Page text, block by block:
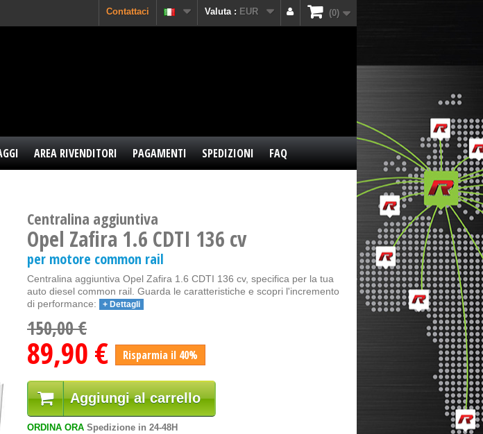
0
Valuta : EUR
Contattaci
AREA RIVENDITORI PAGAMENTI SPEDIZIONI FAQ
Centralina aggiuntiva
Opel Zafira 1.6 CDTI 136 cv
per motore common rail
Centralina aggiuntiva Opel Zafira 1.6 CDTI 136 cv, specifica per la tua
auto diesel common rail. Guarda le caratteristiche e scopri l'incremento
di performance:
+ Dettagli
150,00 €
89,90 € Risparmia il 40%
Aggiungi al carrello
ORDINA ORA Spedizione in 24-48H